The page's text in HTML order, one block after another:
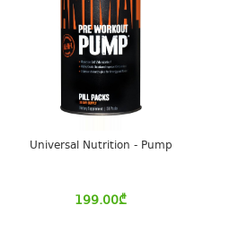
Universal Nutrition - Pump
199.00₾